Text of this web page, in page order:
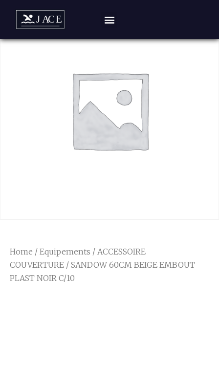
Home / Equipements / ACCESSOIRE
COUVERTURE / SANDOW 60CM BEIGE EMBOUT
PLAST NOIR C/10